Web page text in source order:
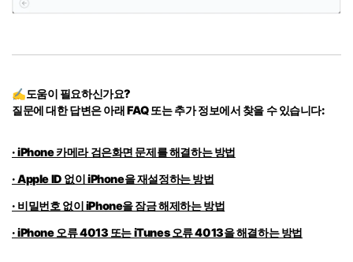
✍도움이 필요하신가요?
질문에 대한 답변은 아래 FAQ 또는 추가 정보에서 찾을 수 있습니다:
· iPhone 카메라 검은화면 문제를 해결하는 방법
· Apple ID 없이 iPhone을 재설정하는 방법
· 비밀번호 없이 iPhone을 잠금 해제하는 방법
· iPhone 오류 4013 또는 iTunes 오류 4013을 해결하는 방법